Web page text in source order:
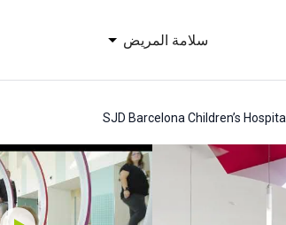
سلامة المريض
SJD Barcelona Children’s Hospital